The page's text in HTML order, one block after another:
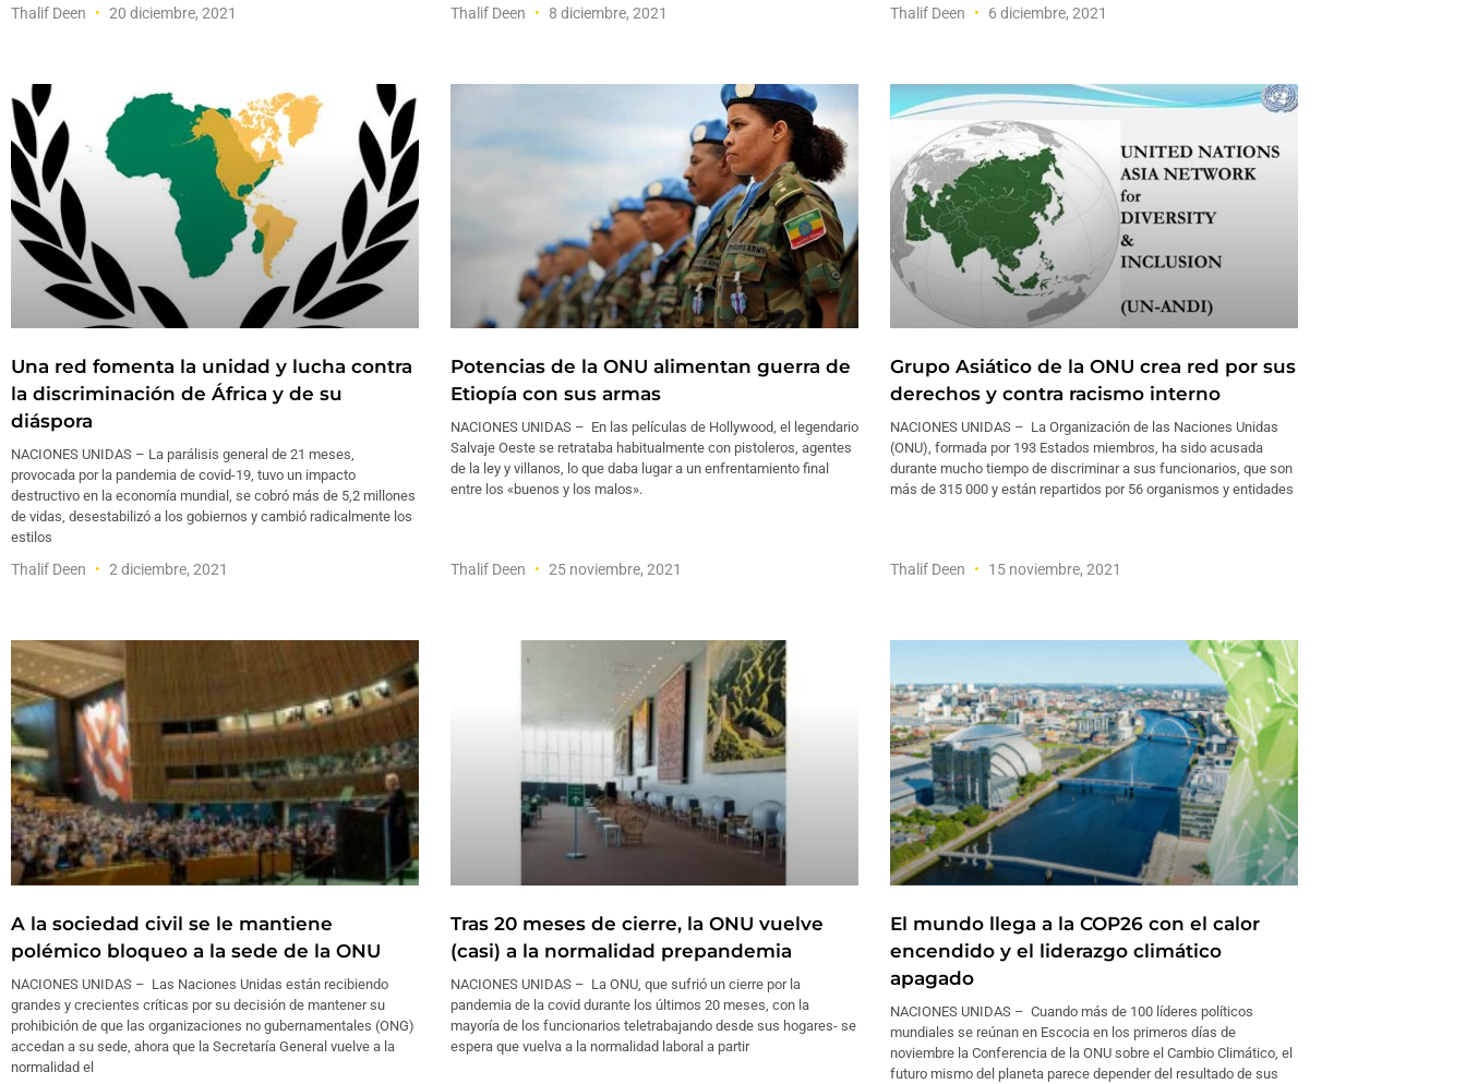
Thalif Deen 20 diciembre, 2021 Thalif Deen 8 diciembre, 2021 Thalif Deen 6 diciembre, 2021
Una red fomenta la unidad y lucha contra
la discriminación de África y de su
diáspora
NACIONES UNIDAS – La parálisis general de 21 meses,
provocada por la pandemia de covid-19, tuvo un impacto
destructivo en la economía mundial, se cobró más de 5,2 millones
de vidas, desestabilizó a los gobiernos y cambió radicalmente los
estilos
Thalif Deen 2 diciembre, 2021
Potencias de la ONU alimentan guerra de
Etiopía con sus armas
NACIONES UNIDAS – En las películas de Hollywood, el legendario
Salvaje Oeste se retrataba habitualmente con pistoleros, agentes
de la ley y villanos, lo que daba lugar a un enfrentamiento final
entre los «buenos y los malos».
Thalif Deen 25 noviembre, 2021
Grupo Asiático de la ONU crea red por sus
derechos y contra racismo interno
NACIONES UNIDAS – La Organización de las Naciones Unidas
(ONU), formada por 193 Estados miembros, ha sido acusada
durante mucho tiempo de discriminar a sus funcionarios, que son
más de 315 000 y están repartidos por 56 organismos y entidades
Thalif Deen 15 noviembre, 2021
A la sociedad civil se le mantiene
polémico bloqueo a la sede de la ONU
NACIONES UNIDAS – Las Naciones Unidas están recibiendo
grandes y crecientes críticas por su decisión de mantener su
prohibición de que las organizaciones no gubernamentales (ONG)
accedan a su sede, ahora que la Secretaría General vuelve a la
normalidad el
Tras 20 meses de cierre, la ONU vuelve
(casi) a la normalidad prepandemia
NACIONES UNIDAS – La ONU, que sufrió un cierre por la
pandemia de la covid durante los últimos 20 meses, con la
mayoría de los funcionarios teletrabajando desde sus hogares- se
espera que vuelva a la normalidad laboral a partir
El mundo llega a la COP26 con el calor
encendido y el liderazgo climático
apagado
NACIONES UNIDAS – Cuando más de 100 líderes políticos
mundiales se reúnan en Escocia en los primeros días de
noviembre la Conferencia de la ONU sobre el Cambio Climático, el
futuro mismo del planeta parece depender del resultado de sus